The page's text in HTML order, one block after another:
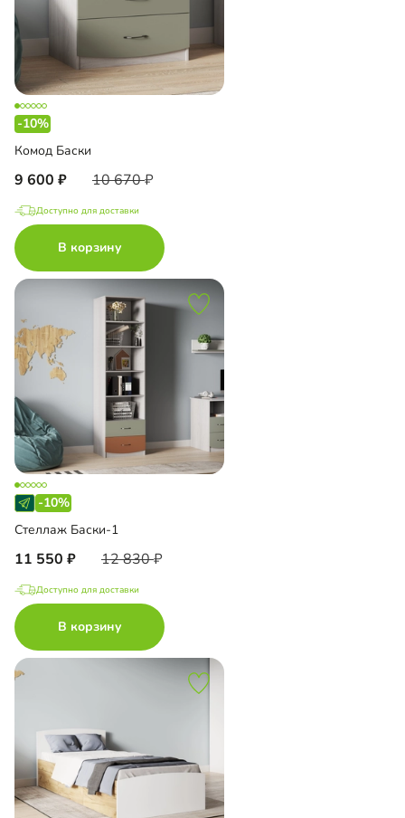
-10%
Комод Баски
9 600 10 670
Доступно для доставки
В корзину
-10%
Стеллаж Баски-1
11 550 12 830
Доступно для доставки
В корзину